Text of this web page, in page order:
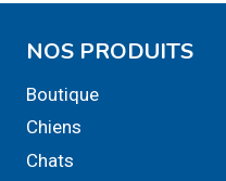
NOS PRODUITS
Boutique
Chiens
Chats